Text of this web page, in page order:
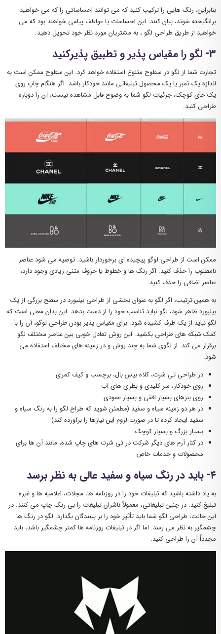
بنابراین، رنگ هایی را ترکیب کنید که می توانند احساساتی را که می خواهید
برانگیخته شوند، بیان کنند. این احساسات یا عواطف پیامی خواهند بود که می
خواهید از طریق طراحی لگو ، به مشتریان مورد نظر خود تحویل دهید.
۳- لگو را مقیاس پذیر و تطبیق پذیرکنید
تجارت شما از لگو در سطوح متنوع استفاده خواهد کرد. این سطوح ممکن است به
اندازه یک تمبر یا یک محصول تبلیغاتی مانند خودکار باشد. اگر هنگام چاپ روی
یک جای کوچک، جزئیات لگو شما به وضوح قابل مشاهده نیست، آن را دوباره
طراحی کنید.
ممکن است از طراحی لوگو پیچیده ای برخوردار باشید. توصیه می شود عناصر
نامطلوب را حذف کنید. اگر رنگ ها و خطوط یا حروف متنی زیادی وجود دارد،
عناصر اضافی را حذف کنید.
به همین ترتیب، اگر لگو به عنوان بخشی از طراحی بیلبورد در سطح بزرگی از یک
بیلبورد ظاهر شود، لگو نباید تناسب خود را از دست بدهد. این بدان معنی است که
لگو نباید از یک طرف کشیده شود. برای مقیاس پذیر بودن طراحی لوگو، آن را با
کمک شبکه های طراحی بکشید. این روش تعادل خوبی بین عناصر مختلف لگو
برقرار می کند. از لگوی شما به چند روش و در زمینه های مختلف استفاده می
شود.
در طراحی تی شرت، کلاه بیس بال، برچسب و کیف کمری
روی خودکار، سر کلیدی و بطری های آب
روی بنرهای بسیار افقی و بسیار عمودی
در هر دو زمینه سیاه و سفید (مطمئن شوید که طراح لگو را به رنگ سیاه و
سفید ایجاد کرده تا در صورت لزوم این نیازها را برآورده کند)
بسیار بزرگ و بسیار کوچک
در کنار آرم های دیگر شرکت در تی شرت های چاپ شده، مانند آن ها برای
محصولات و خدمات خاص
۴- باید در رنگ سیاه و سفید عالی به نظر برسد
به یاد داشته باشید که تبلیغات خود را در روزنامه ها، مجلات، اعلامیه ها و غیره
تبلیغ کنید. در چنین تبلیغاتی، معمولاً ناشران تبلیغات را بی رنگ چاپ می کنند. در
این حالت، طراحی لگو شما باید تأثیر خود را بر بینندگان بگذارد. لگو در رنگ ها
چشمگیر به نظر می رسد. اما اگر در تبلیغات روزنامه ها کمتر چشمگیر باشد، باید
مجدداً آن را طراحی کنید.